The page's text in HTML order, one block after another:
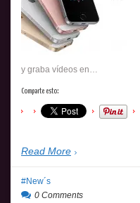
y graba vídeos en…
Comparte esto:
Read More
New´s
0 Comments